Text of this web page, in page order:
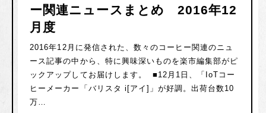
ー関連ニュースまとめ 2016年12
月度
2016年12月に発信された、数々のコーヒー関連のニュ
ース記事の中から、特に興味深いものを楽市編集部がピ
ックアップしてお届けします。 ■12月1日、「IoTコー
ヒーメーカー「バリスタ i[アイ]」が好調。出荷台数10
万…